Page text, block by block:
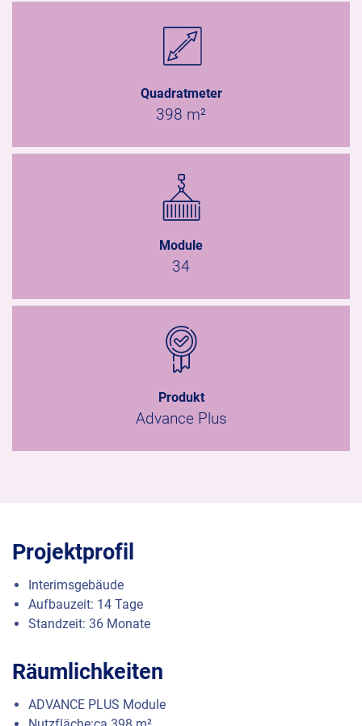
Quadratmeter
398 m²
Module
34
Produkt
Advance Plus
Projektprofil
Interimsgebäude
Aufbauzeit: 14 Tage
Standzeit: 36 Monate
Räumlichkeiten
ADVANCE PLUS Module